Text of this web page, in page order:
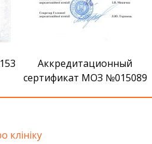
Аккредитационный
сертификат МОЗ №015089
клініку